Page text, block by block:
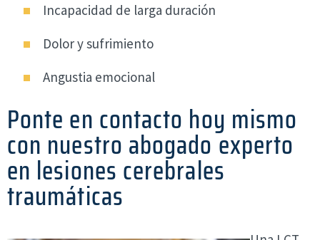
Incapacidad de larga duración
Dolor y sufrimiento
Angustia emocional
Ponte en contacto hoy mismo
con nuestro abogado experto
en lesiones cerebrales
traumáticas